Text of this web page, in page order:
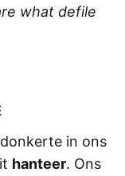
what defile
in ons
hanteer. Ons